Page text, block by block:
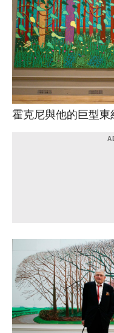
霍克尼與他的巨型